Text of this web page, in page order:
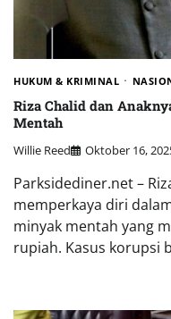
HUKUM & KRIMINAL
Riza Chalid dan
Mentah
Willie Reed Oktober 16,
Parksidediner.net –
memperkaya diri
minyak mentah yang
rupiah. Kasus korupsi